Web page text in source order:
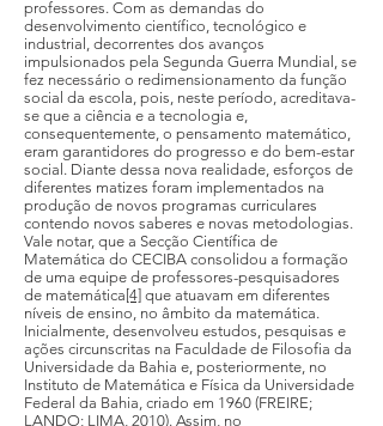
professores. Com as demandas do
desenvolvimento científico, tecnológico e
industrial, decorrentes dos avanços
impulsionados pela Segunda Guerra Mundial, se
fez necessário o redimensionamento da função
social da escola, pois, neste período, acreditava-
se que a ciência e a tecnologia e,
consequentemente, o pensamento matemático,
eram garantidores do progresso e do bem-estar
social. Diante dessa nova realidade, esforços de
diferentes matizes foram implementados na
produção de novos programas curriculares
contendo novos saberes e novas metodologias.
Vale notar, que a Secção Científica de
Matemática do CECIBA consolidou a formação
de uma equipe de professores-pesquisadores
de matemática[4] que atuavam em diferentes
níveis de ensino, no âmbito da matemática.
Inicialmente, desenvolveu estudos, pesquisas e
ações circunscritas na Faculdade de Filosofia da
Universidade da Bahia e, posteriormente, no
Instituto de Matemática e Física da Universidade
Federal da Bahia, criado em 1960 (FREIRE;
LANDO; LIMA, 2010). Assim, no